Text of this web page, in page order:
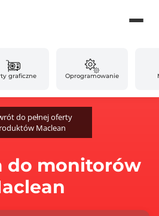
graficzne Oprogramowanie
do pełnej oferty
Maclean
do monitorów